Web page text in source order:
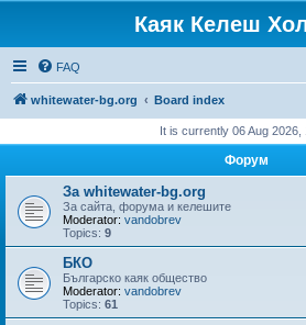
Каяк Келеш
FAQ
whitewater-bg.org Board index
It is currently 06 Aug 2026,
Форум
За whitewater-bg.org
За сайта, форума и келешите
Moderator: vandobrev
Topics: 9
БКО
Българско каяк общество
Moderator: vandobrev
Topics: 61